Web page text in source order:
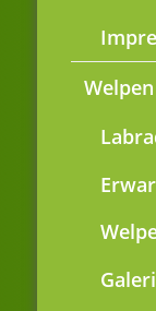
Welpen